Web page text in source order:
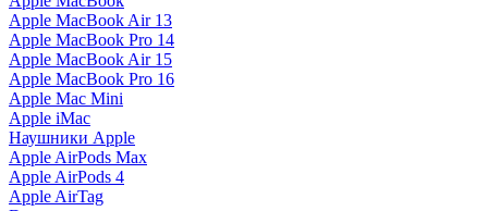
Apple MacBook Air 13
Apple MacBook Pro 14
Apple MacBook Air 15
Apple MacBook Pro 16
Apple Mac Mini
Apple iMac
Наушники Apple
Apple AirPods Max
Apple AirPods 4
Apple AirTag